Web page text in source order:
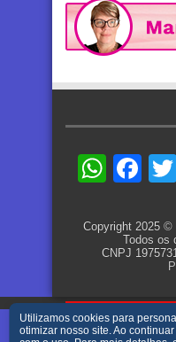
Copyright 2025 ©
Todos os
CNPJ
Utilizamos cookies para
otimizar nosso site. Ao